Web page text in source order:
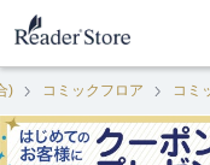
) コミックフロア コミ